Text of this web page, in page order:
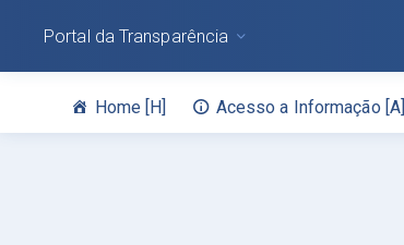
Home [H] Acesso a Informação [A]
Portal da Transparência